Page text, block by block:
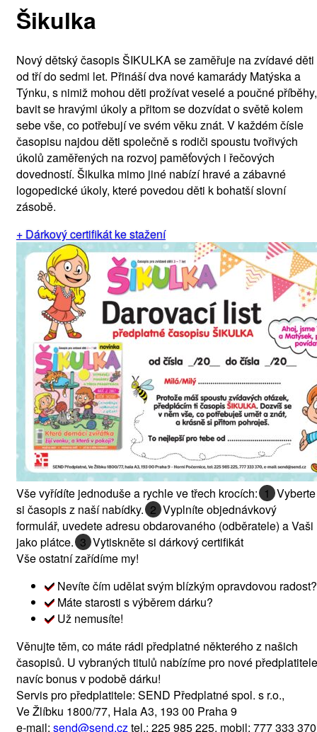
Šikulka
Nový dětský časopis ŠIKULKA se zaměřuje na zvídavé děti
od tří do sedmi let. Přináší dva nové kamarády Matýska a
Týnku, s nimiž mohou děti prožívat veselé a poučné příběhy,
bavit se hravými úkoly a přitom se dozvídat o světě kolem
sebe vše, co potřebují ve svém věku znát. V každém čísle
časopisu najdou děti společně s rodiči spoustu tvořivých
úkolů zaměřených na rozvoj paměťových i řečových
dovedností. Šikulka mimo jiné nabízí hravé a zábavné
logopedické úkoly, které povedou děti k bohatší slovní
zásobě.
+ Dárkový certifikát ke stažení
Vše vyřídíte jednoduše a rychle ve třech krocích: 1 Vyberte
si časopis z naší nabídky. 2 Vyplníte objednávkový
formulář, uvedete adresu obdarovaného (odběratele) a Vaši
jako plátce. 3 Vytiskněte si dárkový certifikát
Vše ostatní zařídíme my!
Nevíte čím udělat svým blízkým opravdovou radost?
Máte starosti s výběrem dárku?
Už nemusíte!
Věnujte těm, co máte rádi předplatné některého z našich
časopisů. U vybraných titulů nabízíme pro nové předplatitele
navíc bonus v podobě dárku!
Servis pro předplatitele: SEND Předplatné spol. s r.o.,
Ve Žlíbku 1800/77, Hala A3, 193 00 Praha 9
e‑mail: send@send.cztel.: 225 985 225, mobil: 777 333 370